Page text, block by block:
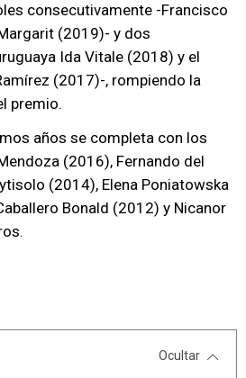
consecutivamente -Francisco
(2019)- y dos
Ida Vitale (2018) y el
(2017)-, rompiendo la
premio.
años se completa con los
(2016), Fernando del
(2014), Elena Poniatowska
Bonald (2012) y Nicanor
Ocultar